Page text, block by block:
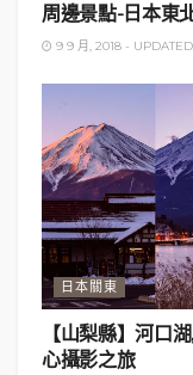
漢服租借
（不包含
周邊景點-日本東
9 9 月, 2018 -
日本關東
【山梨縣】河口
心攝影之旅